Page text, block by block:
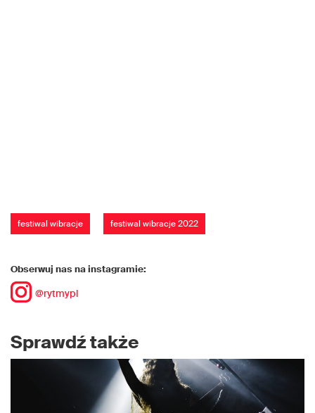
festiwal wibracje festiwal wibracje 2022
Obserwuj nas na instagramie:
@rytmypl
Sprawdź także